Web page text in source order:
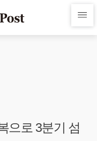
으로 3분기 섬